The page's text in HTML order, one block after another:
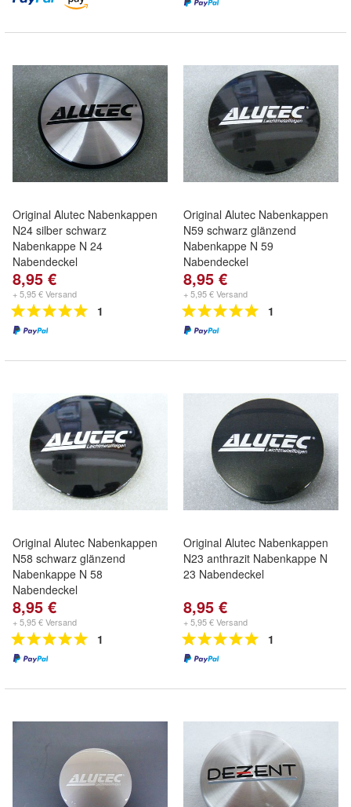
Original Alutec Nabenkappen
N24 silber schwarz
Nabenkappe N 24
Nabendeckel
8,95 €
+ 5,95 € Versand
1
Original Alutec Nabenkappen
N59 schwarz glänzend
Nabenkappe N 59
Nabendeckel
8,95 €
+ 5,95 € Versand
1
Original Alutec Nabenkappen
N58 schwarz glänzend
Nabenkappe N 58
Nabendeckel
8,95 €
+ 5,95 € Versand
1
Original Alutec Nabenkappen
N23 anthrazit Nabenkappe N
23 Nabendeckel
8,95 €
+ 5,95 € Versand
1